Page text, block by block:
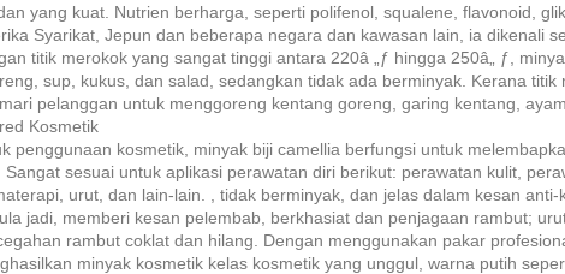
yang kuat. Nutrien berharga, seperti polifenol, squalene, flavonoid,
Syarikat, Jepun dan beberapa negara dan kawasan lain, ia dikenali
titik merokok yang sangat tinggi antara 220â „ƒ hingga 250â„ ƒ,
sup, kukus, dan salad, sedangkan tidak ada berminyak. Kerana
pelanggan untuk menggoreng kentang goreng, garing kentang,
Kosmetik
penggunaan kosmetik, minyak biji camellia berfungsi untuk
Sangat sesuai untuk aplikasi perawatan diri berikut: perawatan kulit,
urut, dan lain-lain. , tidak berminyak, dan jelas dalam kesan
jadi, memberi kesan pelembab, berkhasiat dan penjagaan rambut;
rambut coklat dan hilang. Dengan menggunakan pakar
minyak kosmetik kelas kosmetik yang unggul, warna putih